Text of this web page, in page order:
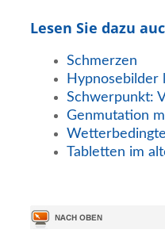
Lesen Sie dazu
Schmerzen
Hypnosebilder
Schwerpunkt:
Genmutation
Tabletten im